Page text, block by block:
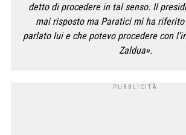
detto di procedere in tal senso. Il
mai risposto ma Paratici mi ha riferito
parlato lui e che potevo procedere con
Zaldua».